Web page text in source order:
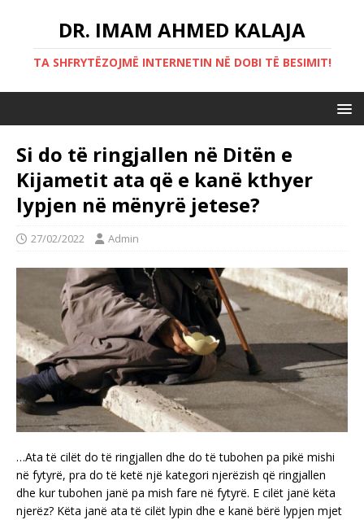
DR. IMAM AHMED KALAJA
TA SHFRYTËZOJMË INTERNETIN NË DOBI TË BESIMIT!
Si do të ringjallen në Ditën e
Kijametit ata që e kanë kthyer
lypjen në mënyrë jetese?
27/02/2022 Admin
…Ata të cilët do të ringjallen dhe do të tubohen pa pikë mishi
në fytyrë, pra do të ketë një kategori njerëzish që ringjallen
dhe kur tubohen janë pa mish fare në fytyrë. E cilët janë këta
njerëz? Këta janë ata të cilët lypin dhe e kanë bërë lypjen mjet